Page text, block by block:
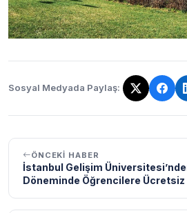
Sosyal Medyada Paylaş:
Bağlantı kopyalandı!
ÖNCEKI HABER
İstanbul Gelişim
Döneminde Öğrencilere Ücretsiz